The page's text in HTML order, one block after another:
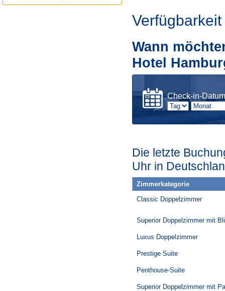
Verfügbarkeit
Wann
Hotel
Check-in-Datum
Die letzte
Uhr in
Zimmerkategorie
Classic Doppelzimmer
Superior Doppelzimmer mit
Luxus Doppelzimmer
Prestige Suite
Penthouse-Suite
Superior Doppelzimmer mit